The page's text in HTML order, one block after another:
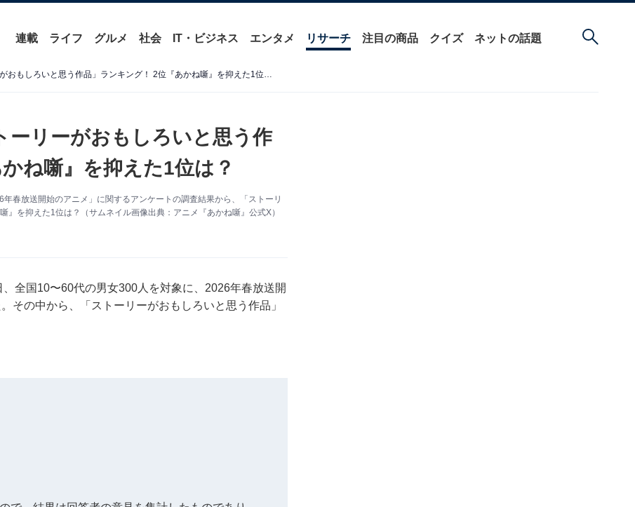
連載 ライフ グルメ 社会 IT・ビジネス エンタメ リサーチ 注目の商品 クイズ ネットの話題
【2026年春アニメ】「ストーリーがおもしろいと思う作品」ランキング！ 2位『あかね噺』を抑えた1位は？
ーリーがおもしろいと思う作
ね噺』を抑えた1位は？
春放送開始のアニメ」に関するアンケートの調査結果から、「ストーリ
を抑えた1位は？（サムネイル画像出典：アニメ『あかね噺』公式X）
全国10〜60代の男女300人を対象に、2026年春放送開
その中から、「ストーリーがおもしろいと思う作品」